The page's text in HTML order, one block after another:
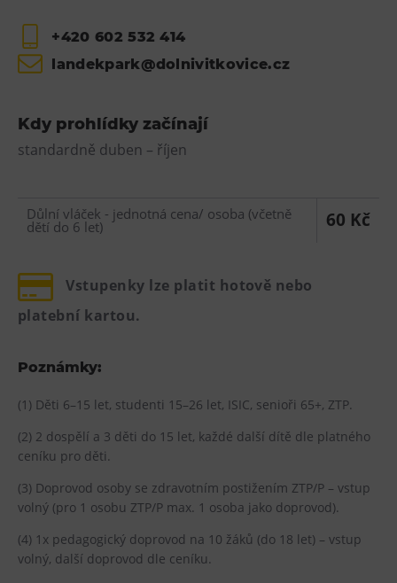
+420 602 532 414
landekpark@dolnivitkovice.cz
Kdy prohlídky začínají
standardně duben – říjen
Důlní vláček - jednotná cena/ osoba (včetně
dětí do 6 let) 60 Kč
Vstupenky lze platit hotově nebo
platební kartou.
Poznámky:
(1) Děti 6–15 let, studenti 15–26 let, ISIC, senioři 65+, ZTP.
(2) 2 dospělí a 3 děti do 15 let, každé další dítě dle platného
ceníku pro děti.
(3) Doprovod osoby se zdravotním postižením ZTP/P – vstup
volný (pro 1 osobu ZTP/P max. 1 osoba jako doprovod).
(4) 1x pedagogický doprovod na 10 žáků (do 18 let) – vstup
volný, další doprovod dle ceníku.